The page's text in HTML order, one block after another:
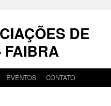
DE
FAIBRA
EVENTOS CONTATO